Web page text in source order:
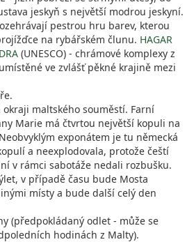
jeskyň s největší modrou jeskyní.
pestrou hru barev, kterou
na rybářském člunu. HAGAR
(UNESCO) - chrámové komplexy z
ve zvlášť pěkné krajině mezi
okraji maltského souměstí. Farní
Marie má čtvrtou největší kopuli na
exponátem je tu německá
a neexplodovala, protože čeští
v rámci sabotáže nedali rozbušku.
v případě času bude Mosta
místy a bude další celý den
(předpokládaný odlet - může se
hodinách z Malty).